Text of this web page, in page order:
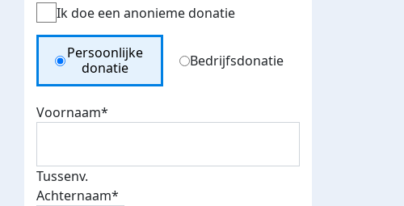
Ik doe een anonieme donatie
Donation Type
Persoonlijke
donatie
Bedrijfsdonatie
Voornaam*
Tussenv.
Achternaam*